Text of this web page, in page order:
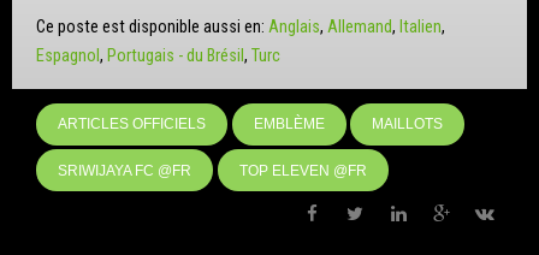
Ce poste est disponible aussi en: Anglais Allemand Italien
Espagnol Portugais - du Brésil Turc
ARTICLES OFFICIELS EMBLÈME MAILLOTS
SRIWIJAYA FC @FR TOP ELEVEN @FR